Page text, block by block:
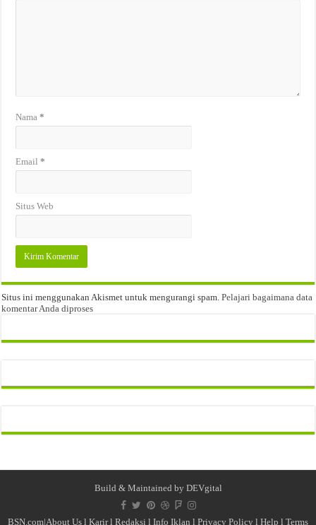
Nama*
Email*
Situs Web
Situs ini menggunakan Akismet untuk mengurangi spam.Pelajari bagaimana data
komentar Anda diproses
Build & Maintained by DEVgital
BSN.com|About Us l Karirl Redaksi l Info Iklan l Privacy Policy l Help l Terms